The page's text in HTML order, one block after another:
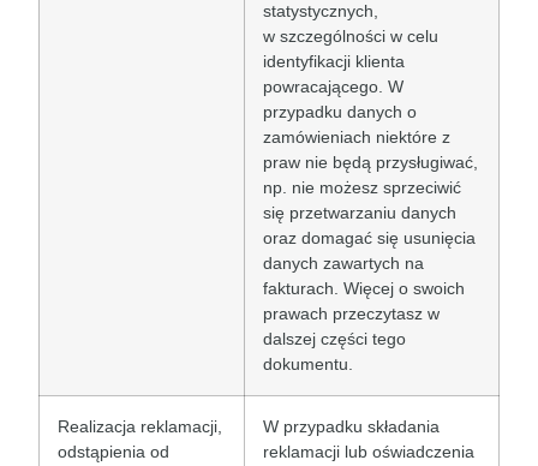
statystycznych,
w szczególności w celu
identyfikacji klienta
powracającego. W
przypadku danych o
zamówieniach niektóre z
praw nie będą przysługiwać,
np. nie możesz sprzeciwić
się przetwarzaniu danych
oraz domagać się usunięcia
danych zawartych na
fakturach. Więcej o swoich
prawach przeczytasz w
dalszej części tego
dokumentu.
Realizacja reklamacji,
odstąpienia od
W przypadku składania
reklamacji lub oświadczenia